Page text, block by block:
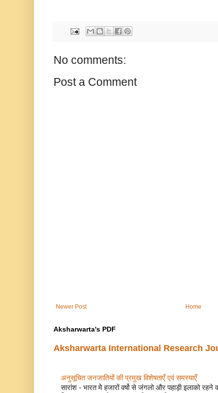
No comments:
Post a Comment
Newer Post Home
Aksharwarta's PDF
Aksharwarta International Research
अनुसूचित जनजातियों की प्रमुख विशेषताएँ एवं
सारांश - भारत मेे हजारों वर्षो से जंगलो और पहाड़ी इलाको रहने